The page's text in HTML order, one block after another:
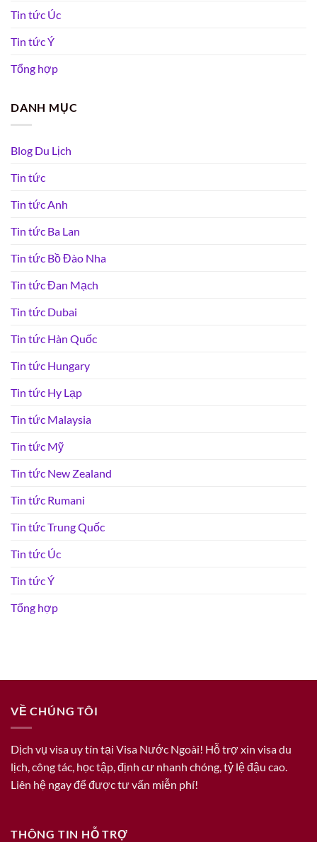
Tin tức Úc
Tin tức Ý
Tổng hợp
DANH MỤC
Blog Du Lịch
Tin tức
Tin tức Anh
Tin tức Ba Lan
Tin tức Bồ Đào Nha
Tin tức Đan Mạch
Tin tức Dubai
Tin tức Hàn Quốc
Tin tức Hungary
Tin tức Hy Lạp
Tin tức Malaysia
Tin tức Mỹ
Tin tức New Zealand
Tin tức Rumani
Tin tức Trung Quốc
Tin tức Úc
Tin tức Ý
Tổng hợp
VỀ CHÚNG TÔI
Dịch vụ visa uy tín tại Visa Nước Ngoài! Hỗ trợ xin visa du
lịch, công tác, học tập, định cư nhanh chóng, tỷ lệ đậu cao.
Liên hệ ngay để được tư vấn miễn phí!
THÔNG TIN HỖ TRỢ